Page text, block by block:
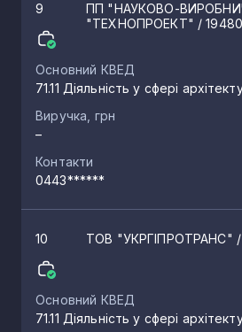
9
ПП "НАУКОВО-
"ТЕХНОПРОЕКТ" /
Основний КВЕД
71.11 Діяльність у сфері
Виручка, грн
–
Контакти
0443******
10 ТОВ "УКРГІПРОТРАНС"
Основний КВЕД
71.11 Діяльність у сфері